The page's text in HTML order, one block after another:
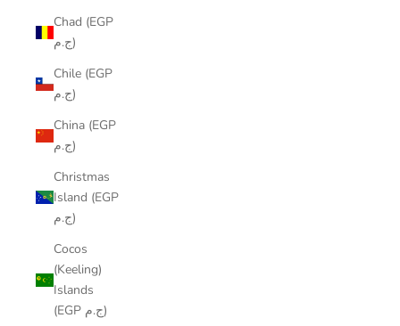
Chad (EGP
ج.م)
Chile (EGP
ج.م)
China (EGP
ج.م)
Christmas
Island (EGP
ج.م)
Cocos
(Keeling)
Islands
(EGP ج.م)